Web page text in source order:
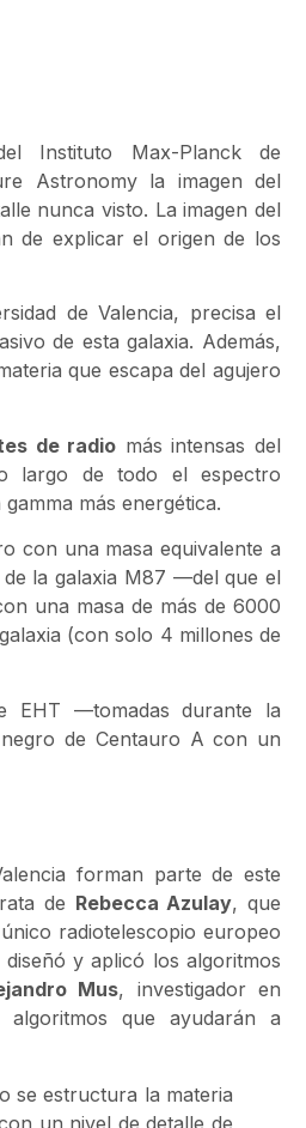
Instituto Max-Planck de
Astronomy la imagen del
nunca visto. La imagen del
de explicar el origen de los
de Valencia, precisa el
de esta galaxia. Además,
que escapa del agujero
de radio más intensas del
largo de todo el espectro
más energética.
con una masa equivalente a
la galaxia M87 —del que el
una masa de más de 6000
(con solo 4 millones de
EHT —tomadas durante la
de Centauro A con un
forman parte de este
de Rebecca Azulay, que
radiotelescopio europeo
diseñó y aplicó los algoritmos
Mus, investigador en
que ayudarán a
se estructura la materia
un nivel de detalle de